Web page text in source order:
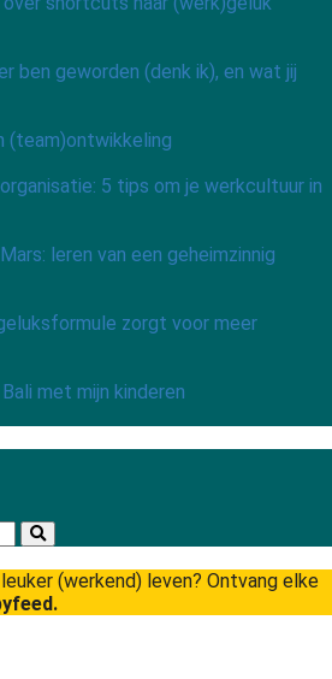
ben geworden (denk ik), en wat jij
(team)ontwikkeling
5 tips om je werkcultuur in
leren van een geheimzinnig
zorgt voor meer
met mijn kinderen
(werkend) leven? Ontvang elke